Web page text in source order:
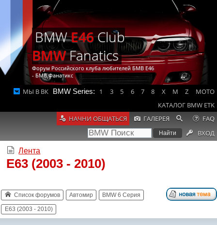
BMWE46Club
BMWFanatics
Форум Российского клуба любителей БМВ Е46
- БМВ Фанатикс
МЫ В ВК BMW Series: 1 3 5 6 7 8 X M Z
MOTO
КАТАЛОГ BMW ETK
НАЧНИ ОБЩАТЬСЯ
ГАЛЕРЕЯ
FAQ
ВХОД
Лента
E63 (2003 - 2010)
Список форумов Автомир BMW 6 Серия
E63 (2003 - 2010)